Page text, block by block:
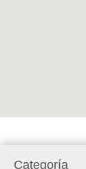
Categoría